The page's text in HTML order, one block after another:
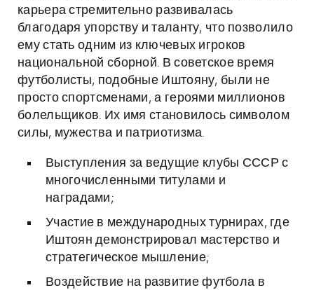
карьера стремительно развивалась
благодаря упорству и таланту, что позволило
ему стать одним из ключевых игроков
национальной сборной. В советское время
футболисты, подобные Иштояну, были не
просто спортсменами, а героями миллионов
болельщиков. Их имя становилось символом
силы, мужества и патриотизма.
Выступления за ведущие клубы СССР с
многочисленными титулами и
наградами;
Участие в международных турнирах, где
Иштоян демонстрировал мастерство и
стратегическое мышление;
Воздействие на развитие футбола в